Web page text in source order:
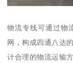
物流专线可通过物
网，构成四通八达
计合理的物流运输